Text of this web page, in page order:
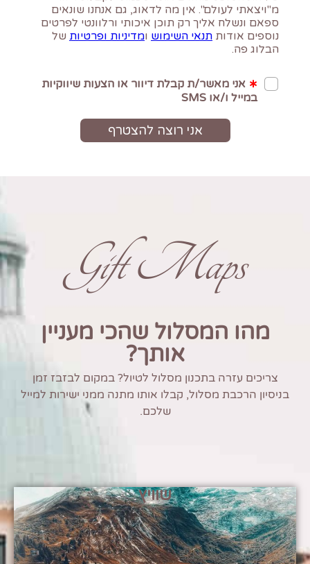
Gift Maps
מהו המסלול שהכי מעניין
אותך?
צריכים עזרה בתכנון מסלול לטיול? במקום לבזבז זמן
בניסיון הרכבת מסלול, קבלו אותו מתנה ממני ישירות למייל
שלכם.
שוויץ